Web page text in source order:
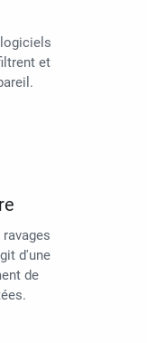
et
d'une
de